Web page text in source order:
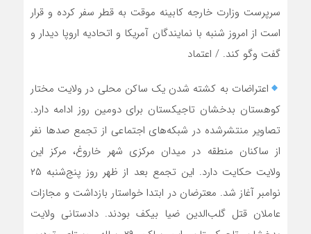
سرپرست وزارت خارجه کابینه موقت به قطر سفر کرده و قرار
است از امروز شنبه با نمایندگان آمریکا و اتحادیه‌ اروپا دیدار و
گفت‌ وگو کند. / اعتماد
اعتراضات به کشته شدن یک ساکن محلی در ولایت مختار
کوهستان بدخشان تاجیکستان برای دومین روز ادامه‌ دارد.
تصاویر منتشرشده در شبکه‌های اجتماعی از تجمع صدها نفر
از ساکنان منطقه در میدان مرکزی شهر خاروغ، مرکز این
ولایت حکایت دارد. این تجمع بعد از ظهر روز پنج‌شنبه‌ ۲۵
نوامبر آغاز شد. معترضان در ابتدا خواستار بازداشت و مجازات
عاملان قتل گلب‌الدین ضیا بیکف بودند. دادستانی ولایت